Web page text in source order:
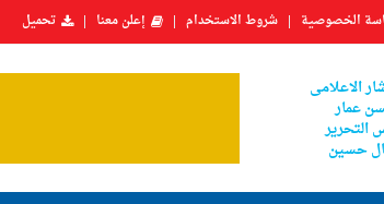
الخصوصية شروط الاستخدام إعلن معنا تحميل
الاعلامى
عمار
التحرير
حسين